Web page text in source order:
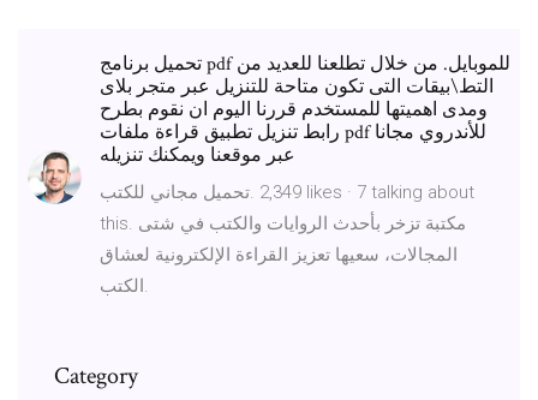
تحميل برنامج pdf للموبايل. من خلال تطلعنا للعديد من
التط\بيقات التى تكون متاحة للتنزيل عبر متجر بلاى
ومدى اهميتها للمستخدم قررنا اليوم ان نقوم بطرح
رابط تنزيل تطبيق قراءة ملفات pdf للأندروي مجانا
عبر موقعنا ويمكنك تنزيله
this. ‎مكتبة تزخر بأحدث الروايات والكتب في شتى
المجالات، سعيها تعزيز القراءة الإلكترونية لعشاق
الكتب.
Category